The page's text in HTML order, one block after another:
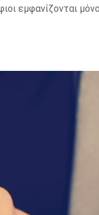
εμφανίζονται